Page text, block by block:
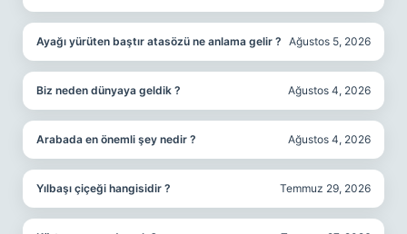
Ayağı yürüten baştır atasözü ne anlama gelir ? Ağustos 5, 2026
Biz neden dünyaya geldik ? Ağustos 4, 2026
Arabada en önemli şey nedir ? Ağustos 4, 2026
Yılbaşı çiçeği hangisidir ? Temmuz 29, 2026